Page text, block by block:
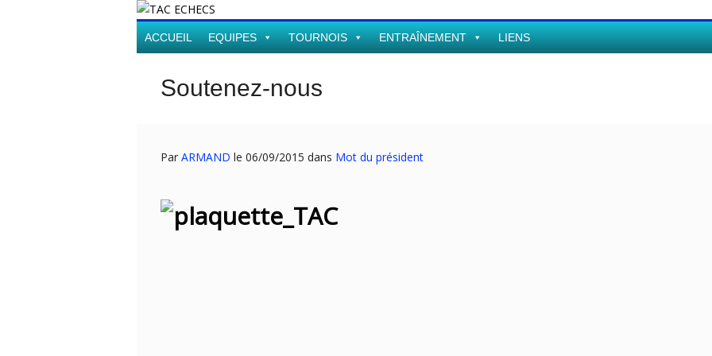
ACCUEIL EQUIPES TOURNOIS ENTRAÎNEMENT LIENS
Soutenez-nous
Par ARMAND le 06/09/2015 dans Mot du président